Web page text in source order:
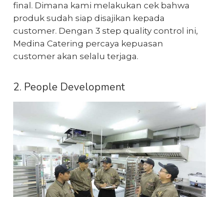
final. Dimana kami melakukan cek bahwa
produk sudah siap disajikan kepada
customer. Dengan 3 step quality control ini,
Medina Catering percaya kepuasan
customer akan selalu terjaga.
2. People Development